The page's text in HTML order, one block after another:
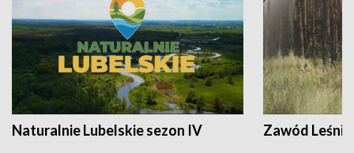
Naturalnie Lubelskie sezon IV Zawód Leśnik